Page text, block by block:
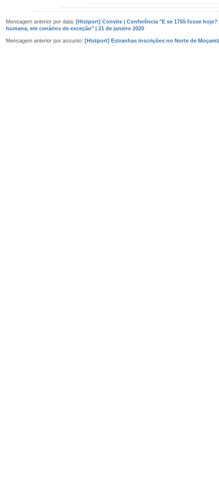
Mensagem anterior por data: [Histport] Convite | Conferência "E se 1755 fosse
humana, em cenários de exceção" | 21 de janeiro 2020
Mensagem anterior por assunto: [Histport] Estranhas inscrições no Norte de